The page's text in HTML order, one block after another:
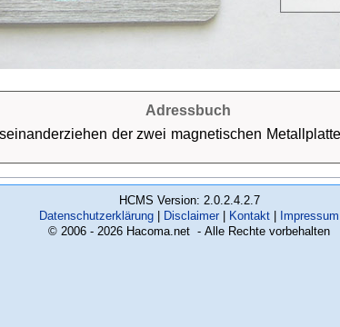
Adressbuch
der zwei magnetischen
HCMS Version: 2.0.2.4.2.7
Datenschutzerklärung
Disclaimer Kontakt
Impressum
© 2006 - 2026 Hacoma.net - Alle Rechte vorbehalten